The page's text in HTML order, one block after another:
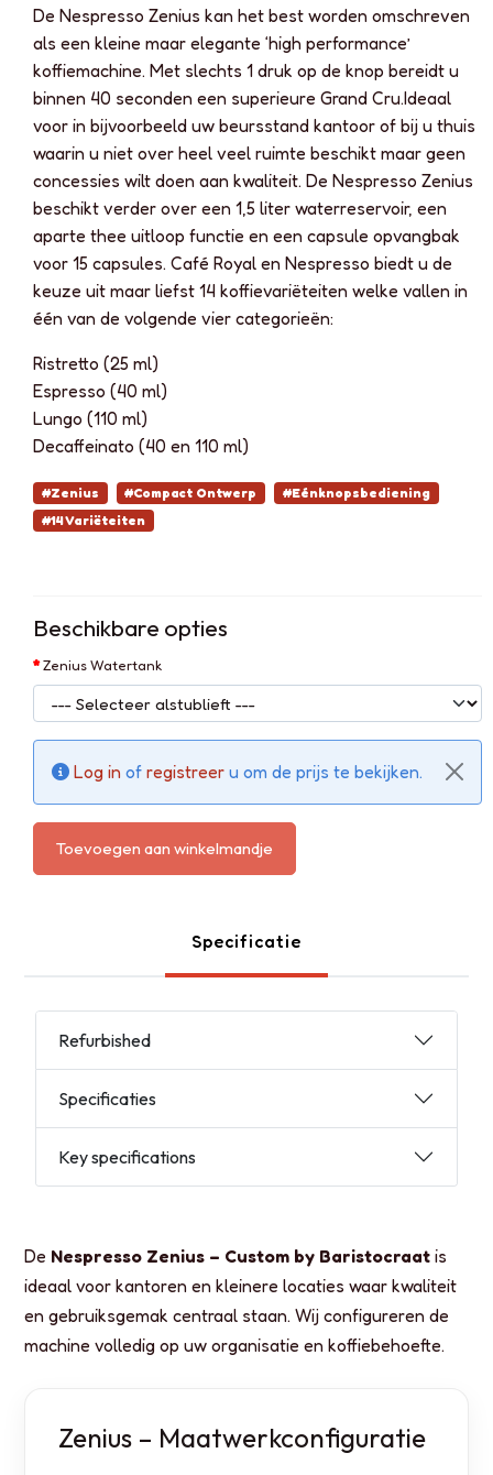
De Nespresso Zenius kan het best worden omschreven
als een kleine maar elegante ‘high performance’
koffiemachine. Met slechts 1 druk op de knop bereidt u
binnen 40 seconden een superieure Grand Cru.Ideaal
voor in bijvoorbeeld uw beursstand kantoor of bij u thuis
waarin u niet over heel veel ruimte beschikt maar geen
concessies wilt doen aan kwaliteit. De Nespresso Zenius
beschikt verder over een 1,5 liter waterreservoir, een
aparte thee uitloop functie en een capsule opvangbak
voor 15 capsules. Café Royal en Nespresso biedt u de
keuze uit maar liefst 14 koffievariëteiten welke vallen in
één van de volgende vier categorieën:
Ristretto (25 ml)
Espresso (40 ml)
Lungo (110 ml)
Decaffeinato (40 en 110 ml)
#Zenius #Compact Ontwerp
#Eénknopsbediening
#14 Variëteiten
Beschikbare opties
Zenius Watertank
Log in of registreer u om de prijs te bekijken.
Toevoegen aan winkelmandje
Specificatie
Refurbished
Specificaties
Key specifications
De Nespresso Zenius – Custom by Baristocraat is
ideaal voor kantoren en kleinere locaties waar kwaliteit
en gebruiksgemak centraal staan. Wij configureren de
machine volledig op uw organisatie en koffiebehoefte.
Zenius – Maatwerkconfiguratie